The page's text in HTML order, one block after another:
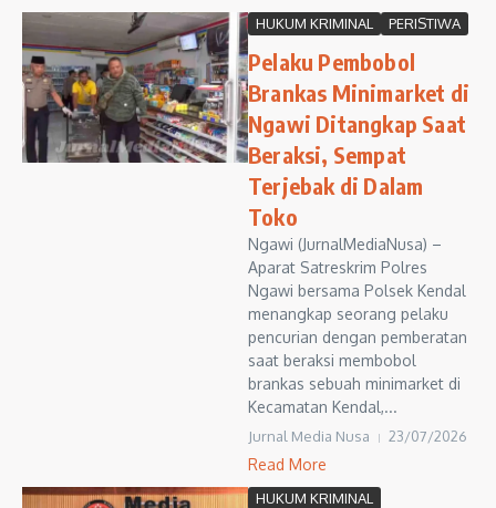
HUKUM KRIMINAL PERISTIWA
Pelaku Pembobol
Brankas Minimarket di
Ngawi Ditangkap Saat
Beraksi, Sempat
Terjebak di Dalam
Toko
Ngawi (JurnalMediaNusa) –
Aparat Satreskrim Polres
Ngawi bersama Polsek Kendal
menangkap seorang pelaku
pencurian dengan pemberatan
saat beraksi membobol
brankas sebuah minimarket di
Kecamatan Kendal,...
Jurnal Media Nusa 23/07/2026
Read More
HUKUM KRIMINAL